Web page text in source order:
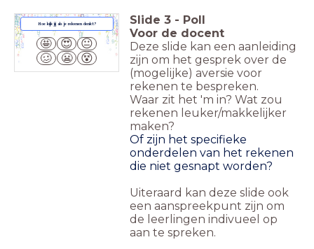
Hoe kijk jij als je rekenen denkt?
🤩 😍
😐
🥴
😬 😵
Slide 3 - Poll
Voor de docent
Deze slide kan een aanleiding
zijn om het gesprek over de
(mogelijke) aversie voor
rekenen te bespreken.
Waar zit het 'm in? Wat zou
rekenen leuker/makkelijker
maken?
Of zijn het specifieke
onderdelen van het rekenen
die niet gesnapt worden?
Uiteraard kan deze slide ook
een aanspreekpunt zijn om
de leerlingen indivueel op
aan te spreken.